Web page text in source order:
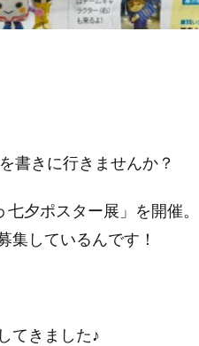
書きに行きませんか？
夕ポスター展」を開催。
集しているんです！
てきました♪